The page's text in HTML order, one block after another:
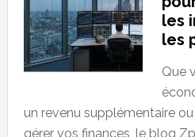
les
les
Que
un revenu supplémentaire
gérer vos finances, le blog